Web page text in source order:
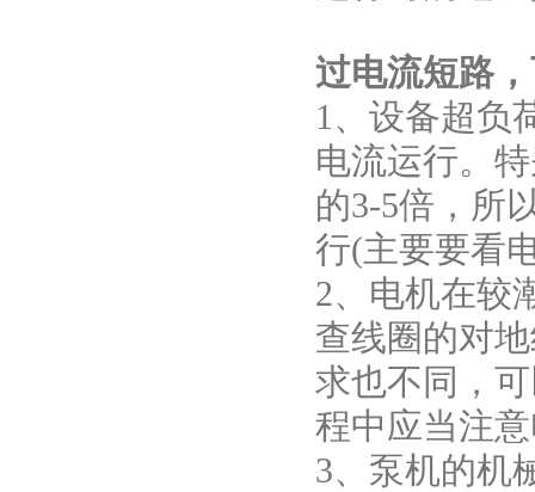
过电流短路
1、设备超负
电流运行。
的3-5倍，所
行(主要要看
2、电机在较
查线圈的对
求也不同，
程中应当注
3、泵机的机